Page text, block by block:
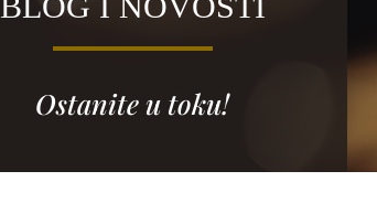
Ostanite u toku!